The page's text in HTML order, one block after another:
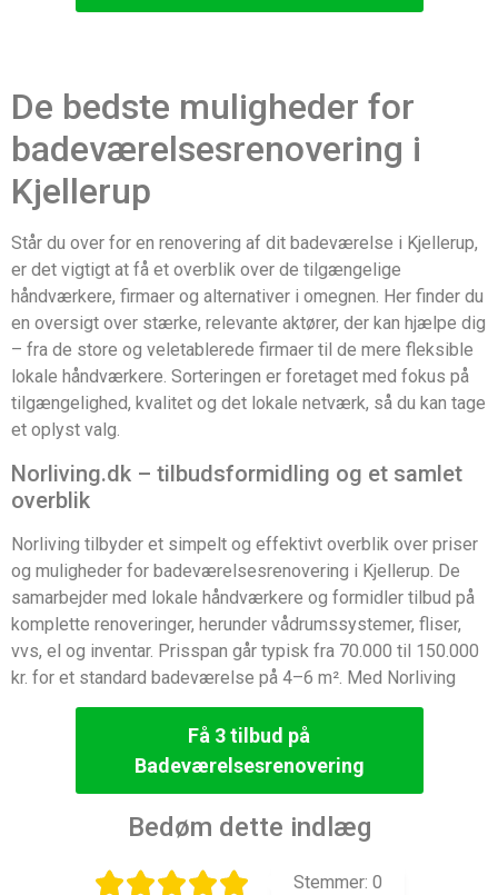
De bedste muligheder for
badeværelsesrenovering i
Kjellerup
Står du over for en renovering af dit badeværelse i Kjellerup,
er det vigtigt at få et overblik over de tilgængelige
håndværkere, firmaer og alternativer i omegnen. Her finder du
en oversigt over stærke, relevante aktører, der kan hjælpe dig
– fra de store og veletablerede firmaer til de mere fleksible
lokale håndværkere. Sorteringen er foretaget med fokus på
tilgængelighed, kvalitet og det lokale netværk, så du kan tage
et oplyst valg.
Norliving.dk – tilbudsformidling og et samlet
overblik
Norliving tilbyder et simpelt og effektivt overblik over priser
og muligheder for badeværelsesrenovering i Kjellerup. De
samarbejder med lokale håndværkere og formidler tilbud på
komplette renoveringer, herunder vådrumssystemer, fliser,
vvs, el og inventar. Prisspan går typisk fra 70.000 til 150.000
kr. for et standard badeværelse på 4–6 m². Med Norliving
Få 3 tilbud på
Badeværelsesrenovering
Bedøm dette indlæg
Stemmer: 0